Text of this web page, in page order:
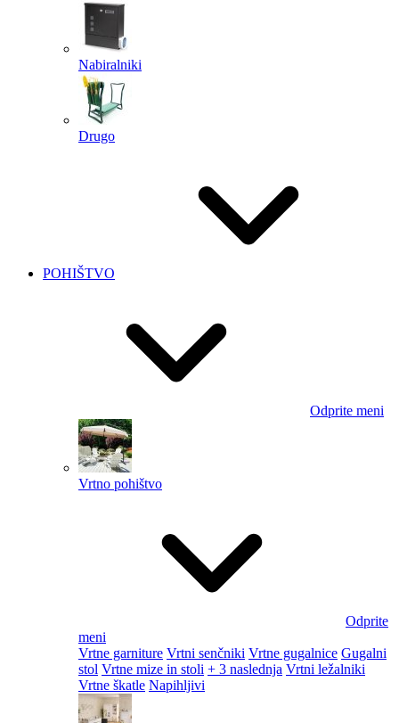
Nabiralniki
Drugo
POHIŠTVO
Odprite meni
Vrtno pohištvo
Odprite
meni
Vrtne garniture Vrtni senčniki Vrtne gugalnice Gugalni
stol Vrtne mize in stoli + 3 naslednja Vrtni ležalniki
Vrtne škatle Napihljivi